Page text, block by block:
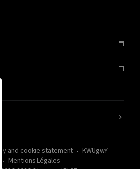
and cookie statement
KWUgwY
Mentions Légales